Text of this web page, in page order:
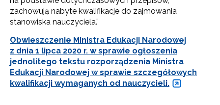
zachowują nabyte kwalifikacje do zajmowania
stanowiska nauczyciela.”
Obwieszczenie Ministra Edukacji Narodowej
z dnia 1 lipca 2020 r. w sprawie ogłoszenia
jednolitego tekstu rozporządzenia Ministra
Edukacji Narodowej w sprawie szczegółowych
kwalifikacji wymaganych od nauczycieli.